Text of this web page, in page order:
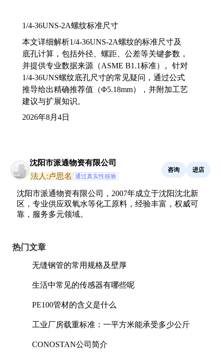
1/4-36UNS-2A螺纹标准尺寸
本文详细解析1/4-36UNS-2A螺纹的标准尺寸及
底孔计算，包括外径、螺距、公差等关键参数，
并提供专业数据来源（ASME B1.1标准）。针对
1/4-36UNS螺纹底孔尺寸的常见疑问，通过公式
推导给出精确推荐值（Φ5.18mm），并附加工艺
建议与扩展知识。
2026年8月4日
沈阳市派通物资有限公司
法人:卢思名 通过真实性核验
咨询 进店
沈阳市派通物资有限公司，2007年成立于沈阳沈北新
区，专业供应双氧水等化工原料，经验丰富，权威可
靠，服务多元领域。
热门文章
无缝钢管的常用规格及壁厚
生活中常见的传感器有哪些呢
PE100管材的含义是什么
工业厂房载重标准：一平方米能承受多少公斤
CONOSTAN公司简介